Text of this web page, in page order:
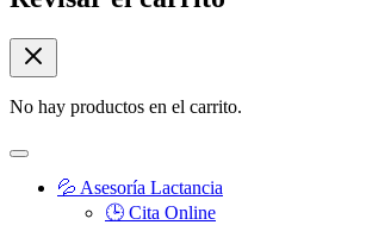
No hay productos en el carrito.
💦 Asesoría Lactancia
🕒 Cita Online